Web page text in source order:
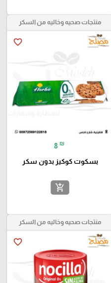
منتجات صحيه وخاليه من السكر
favorite_border
8 ₪
بسكوت كوكيز بدون سكر
add_shopping_cart
منتجات صحيه وخاليه من السكر
favorite_border